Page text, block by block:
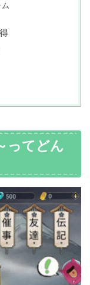
ってどん